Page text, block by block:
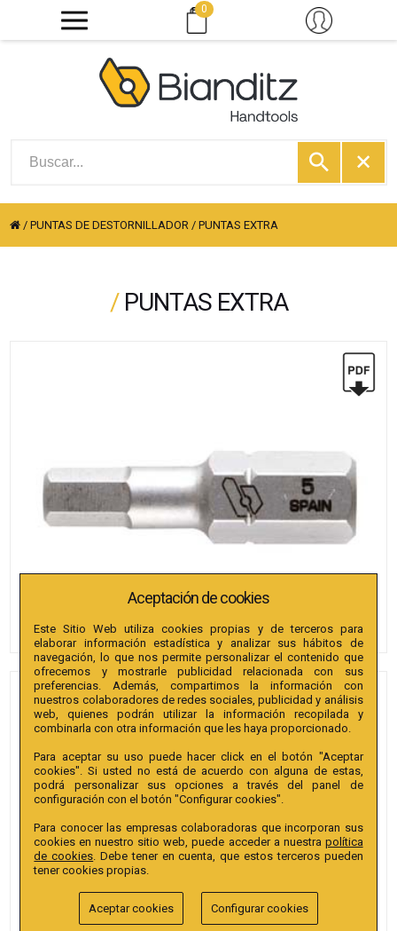
0
/PUNTAS DE DESTORNILLADOR /PUNTAS EXTRA
/ PUNTAS EXTRA
PUNTAS BIANDITZ
HEXAGONAL 8 X 30MM 5/16"
Referencia:241480
Colección
Punta Hex. 30mm 5/16"" extra
EAN13:
Aceptación de cookies
Este Sitio Web utiliza cookies propias y de terceros para
elaborar información estadística y analizar sus hábitos de
navegación, lo que nos permite personalizar el contenido que
ofrecemos y mostrarle publicidad relacionada con sus
preferencias. Además, compartimos la información con
nuestros colaboradores de redes sociales, publicidad y análisis
web, quienes podrán utilizar la información recopilada y
combinarla con otra información que les haya proporcionado.
Para aceptar su uso puede hacer click en el botón "Aceptar
cookies". Si usted no está de acuerdo con alguna de estas,
podrá personalizar sus opciones a través del panel de
configuración con el botón "Configurar cookies".
Para conocer las empresas colaboradoras que incorporan sus
cookies en nuestro sitio web, puede acceder a nuestra política
de cookies . Debe tener en cuenta, que estos terceros pueden
tener cookies propias.
Aceptar cookies Configurar cookies